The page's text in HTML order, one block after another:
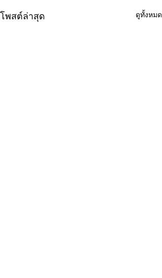
โพสต์ล่าสุด ดูทั้งหมด